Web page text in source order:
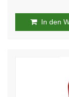
In den